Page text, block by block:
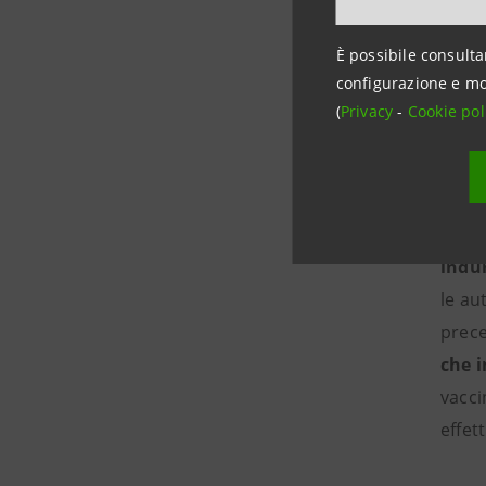
È possibile
configurazione e
(Privacy- Cookie
È
l’
le
che